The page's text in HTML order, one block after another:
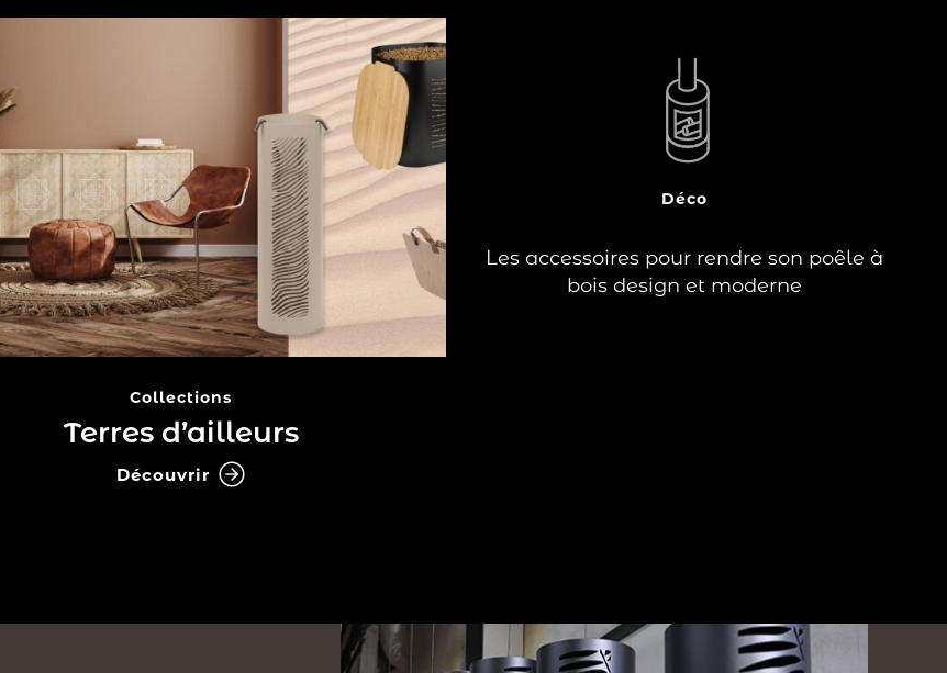
Collections
Terres d’ailleurs
Découvrir
Déco
Les accessoires pour rendre son poêle à
bois design et moderne
?
sont essentiels pour faire de votre
système de chauffage un espace
élégant, contemporain et chaleureux de
votre intérieur.
Vous avez fait le choix de vous équiper
Lire la suite